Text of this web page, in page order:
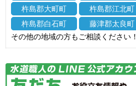
杵島郡大町町
杵島郡江北町
杵島郡白石町
藤津郡太良町
その他の地域の方もご相談ください！